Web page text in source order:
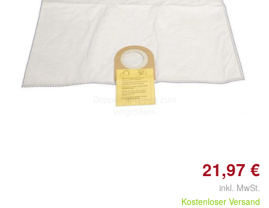
Doppelt antippen zum
vergrößern
21,97 €
inkl. MwSt.
Kostenloser Versand